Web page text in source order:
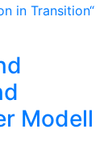
in Transition“
Modell